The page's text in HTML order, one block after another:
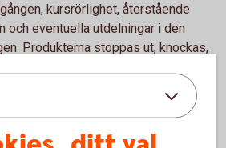
kursrörlighet, återstående
och eventuella utdelningar i den
Produkterna stoppas ut, knockas,
underliggande marknad går i
tro riskerar du att förlora hela eller
ett nytt certifikat så snart som